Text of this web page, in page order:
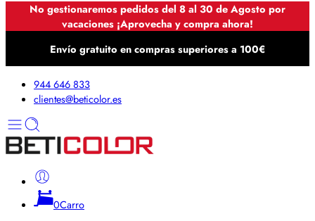
No gestionaremos pedidos del 8 al 30 de Agosto por
vacaciones ¡Aprovecha y compra ahora!
Envío gratuito en compras superiores a 100€
944 646 833
clientes@beticolor.es
0Carro